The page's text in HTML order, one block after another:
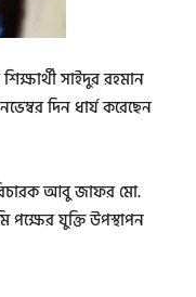
সাইদুর রহমান
দিন ধার্য করেছেন
বিচারক আবু জাফর মো.
যুক্তি উপস্থাপন